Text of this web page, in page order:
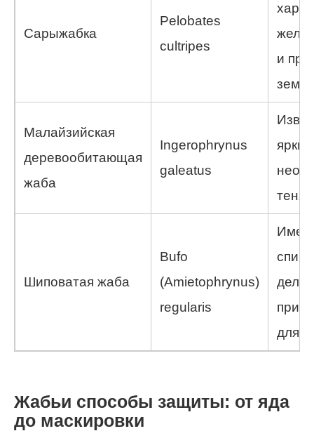
Сарыжабка
Pelobates
cultripes
и
Малайзийская
деревообитающая
жаба
Ingerophrynus
galeatus
Шиповатая жаба
Bufo
(Amietophrynus)
regularis
для
Жабьи способы защиты: от яда
до маскировки